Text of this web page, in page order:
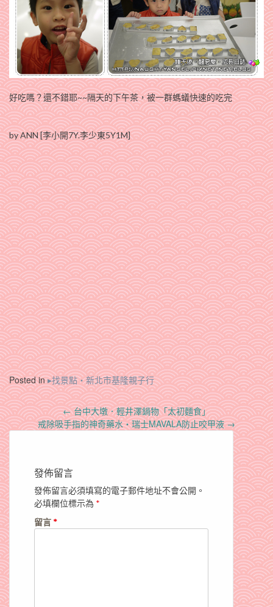
好吃嗎？還不錯耶~~隔天的下午茶，被一群螞蟻快速的吃完
by ANN [李小開7Y.李少東5Y1M]
Posted in▸找景點‧新北市基隆親子行
Post
navigation
←台中大墩．輕井澤鍋物「太初麵食」
戒除吸手指的神奇藥水‧瑞士MAVALA防止咬甲液→
發佈留言
發佈留言必須填寫的電子郵件地址不會公開。
必填欄位標示為 *
留言 *